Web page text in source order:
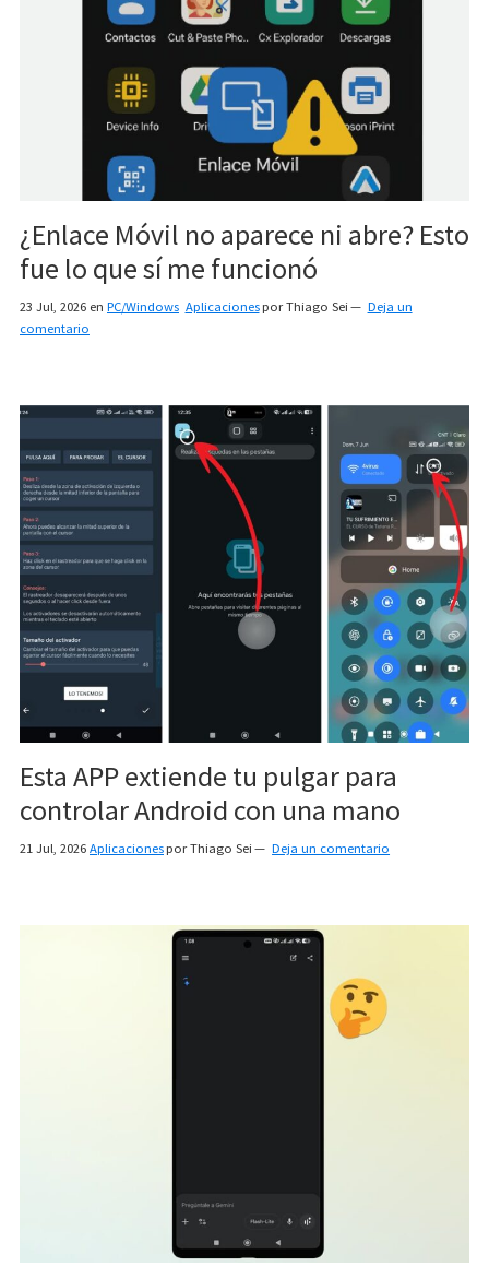
¿Enlace Móvil no aparece ni abre? Esto
fue lo que sí me funcionó
23 Jul, 2026 en PC/Windows AplicacionesporThiago Sei
Deja un
comentario
Esta APP extiende tu pulgar para
controlar Android con una mano
21 Jul, 2026 AplicacionesporThiago Sei Deja un comentario